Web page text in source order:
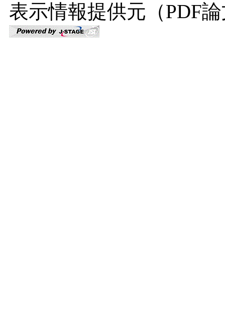
表示情報提供元（PDF